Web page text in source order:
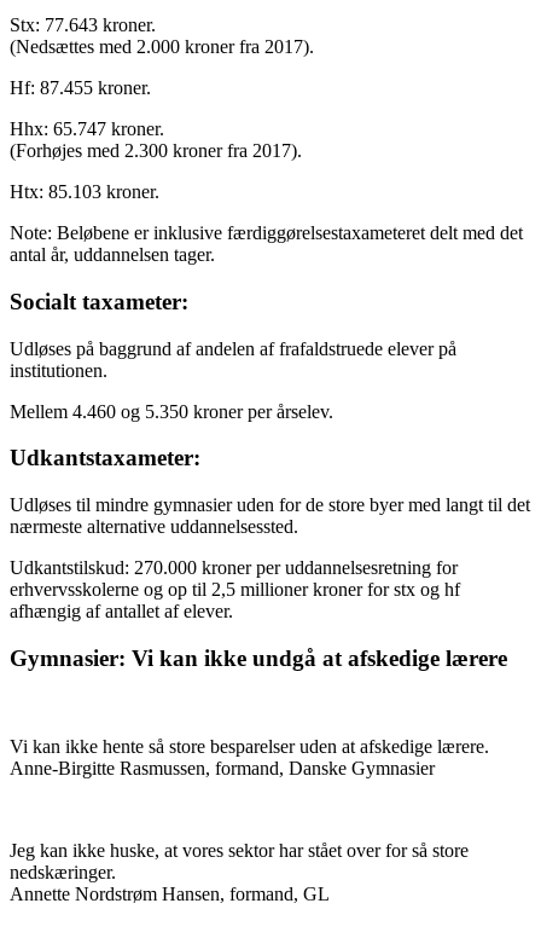
Stx: 77.643 kroner.
(Nedsættes med 2.000 kroner fra 2017).
Hf: 87.455 kroner.
Hhx: 65.747 kroner.
(Forhøjes med 2.300 kroner fra 2017).
Htx: 85.103 kroner.
Note: Beløbene er inklusive færdiggørelses­taxameteret delt med det
antal år, uddannelsen tager.
Socialt taxameter:
Udløses på baggrund af andelen af frafaldstruede elever på
institutionen.
Mellem 4.460 og 5.350 kroner per årselev.
Udkantstaxameter:
Udløses til mindre gymnasier uden for de store byer med langt til det
nærmeste alternative uddannelsessted.
Udkantstilskud: 270.000 kroner per uddannelses­retning for
erhvervsskolerne og op til 2,5 millioner kroner for stx og hf
afhængig af antallet af elever.
Gymnasier: Vi kan ikke undgå at afskedige lærere
Vi kan ikke hente så store besparelser uden at afskedige lærere.
Anne-Birgitte Rasmussen, formand, Danske Gymnasier
Jeg kan ikke huske, at vores sektor har stået over for så store
nedskæringer.
Annette Nordstrøm Hansen, formand, GL